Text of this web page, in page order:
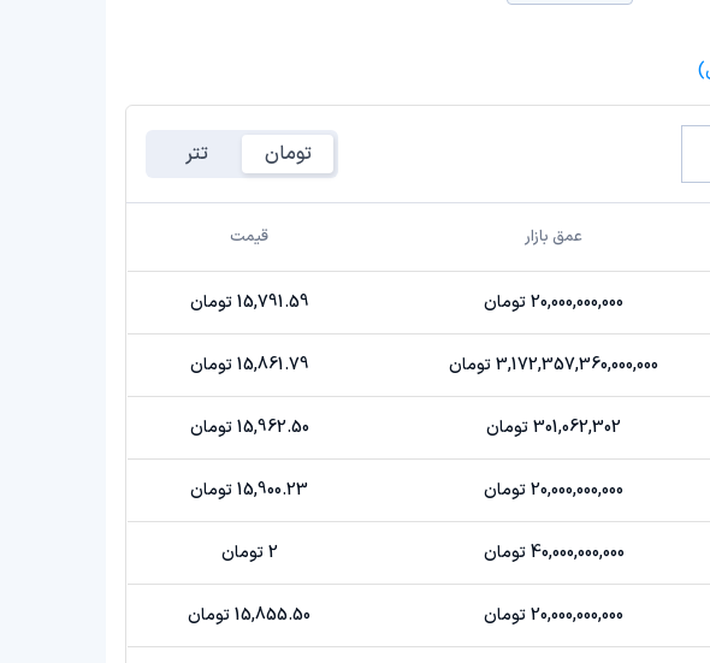
تومان تتر
عمق بازار قیمت
20,000,000,000 تومان 15,791.59 تومان
3,172,357,360,000,000 تومان 15,861.79 تومان
301,062,302 تومان 15,962.50 تومان
20,000,000,000 تومان 15,900.23 تومان
40,000,000,000 تومان 2 تومان
20,000,000,000 تومان 15,855.50 تومان